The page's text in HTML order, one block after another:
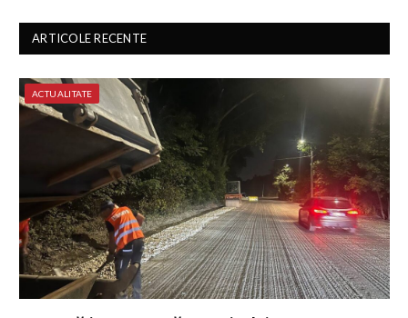
ARTICOLE RECENTE
ACTUALITATE